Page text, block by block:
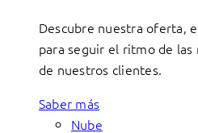
Descubre nuestra oferta,
para seguir el ritmo de las
de nuestros clientes.
Saber más
Nube